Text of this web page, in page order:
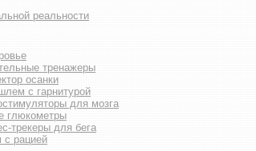
реальности
тренажеры
осанки
с гарнитурой
для мозга
глюкометры
трекеры для бега
рацией